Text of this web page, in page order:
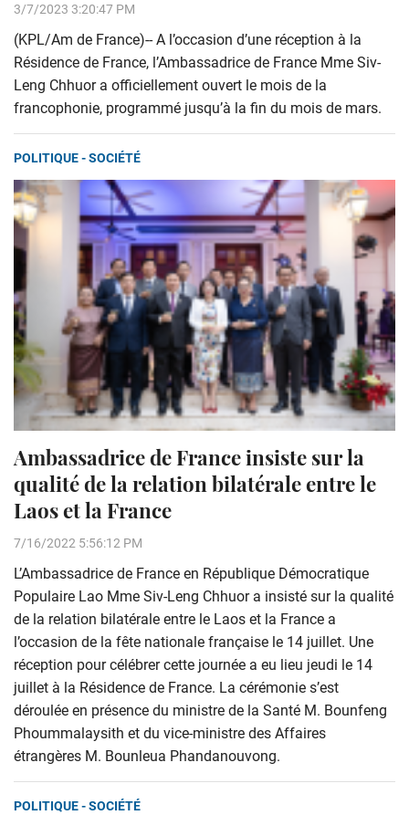
3/7/2023 3:20:47 PM
(KPL/Am de France)-- A l’occasion d’une réception à la
Résidence de France, l’Ambassadrice de France Mme Siv-
Leng Chhuor a officiellement ouvert le mois de la
francophonie, programmé jusqu’à la fin du mois de mars.
POLITIQUE - SOCIÉTÉ
Ambassadrice de France insiste sur la
qualité de la relation bilatérale entre le
Laos et la France
7/16/2022 5:56:12 PM
L’Ambassadrice de France en République Démocratique
Populaire Lao Mme Siv-Leng Chhuor a insisté sur la qualité
de la relation bilatérale entre le Laos et la France a
l’occasion de la fête nationale française le 14 juillet. Une
réception pour célébrer cette journée a eu lieu jeudi le 14
juillet à la Résidence de France. La cérémonie s’est
déroulée en présence du ministre de la Santé M. Bounfeng
Phoummalaysith et du vice-ministre des Affaires
étrangères M. Bounleua Phandanouvong.
POLITIQUE - SOCIÉTÉ